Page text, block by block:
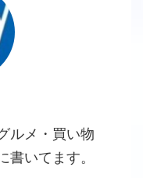
ルメ・買い物
書いてます。